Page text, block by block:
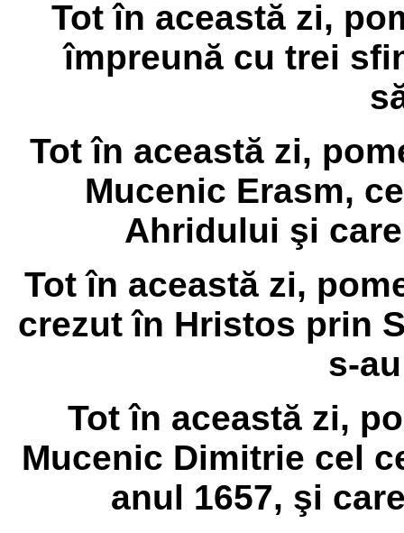
Tot în această zi,
împreună cu trei
Tot în această zi,
Mucenic Erasm,
Ahridului şi
Tot în această zi,
crezut în Hristos prin
s-
Tot în această zi,
Mucenic Dimitrie cel
anul 1657, şi